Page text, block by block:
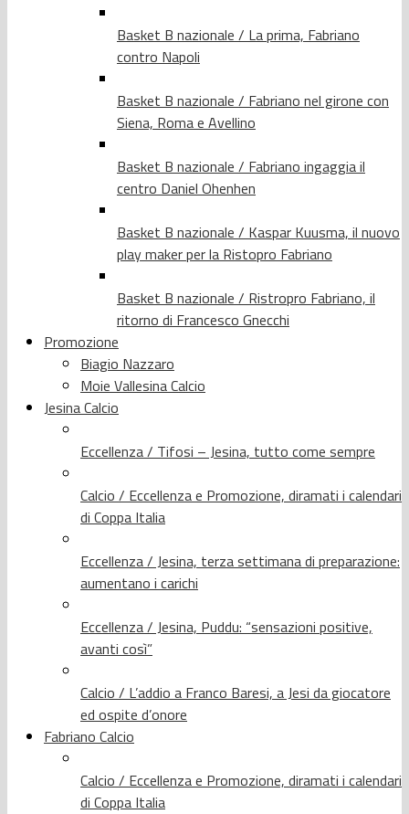
Basket B nazionale / La prima, Fabriano
contro Napoli
Basket B nazionale / Fabriano nel girone con
Siena, Roma e Avellino
Basket B nazionale / Fabriano ingaggia il
centro Daniel Ohenhen
Basket B nazionale / Kaspar Kuusma, il nuovo
play maker per la Ristopro Fabriano
Basket B nazionale / Ristropro Fabriano, il
ritorno di Francesco Gnecchi
Promozione
Biagio Nazzaro
Moie Vallesina Calcio
Jesina Calcio
Eccellenza / Tifosi – Jesina, tutto come sempre
Calcio / Eccellenza e Promozione, diramati i calendari
di Coppa Italia
Eccellenza / Jesina, terza settimana di preparazione:
aumentano i carichi
Eccellenza / Jesina, Puddu: “sensazioni positive,
avanti così”
Calcio / L’addio a Franco Baresi, a Jesi da giocatore
ed ospite d’onore
Fabriano Calcio
Calcio / Eccellenza e Promozione, diramati i calendari
di Coppa Italia